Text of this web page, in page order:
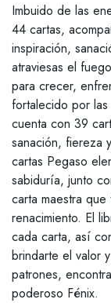
Imbuido de las
44 cartas,
inspiración,
atraviesas el
para crecer,
fortalecido por
cuenta con 39
sanación, fiereza
cartas Pegaso
sabiduría, junto
carta maestra
renacimiento. El
cada carta, así
brindarte el valor
patrones,
poderoso Fénix.